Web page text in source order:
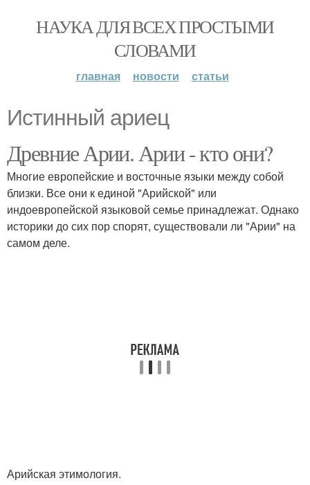
НАУКА ДЛЯ ВСЕХ ПРОСТЫМИ
СЛОВАМИ
главная новости статьи
Истинный ариец
Древние Арии. Арии - кто они?
Многие европейские и восточные языки между собой
близки. Все они к единой "Арийской" или
индоевропейской языковой семье принадлежат. Однако
историки до сих пор спорят, существовали ли "Арии" на
самом деле.
Арийская этимология.